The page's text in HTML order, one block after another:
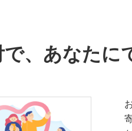
、あなたに